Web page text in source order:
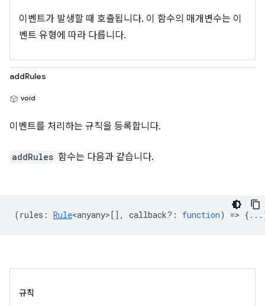
이벤트가 발생할 때 호출됩니다. 이 함수의 매개변수는 이
벤트 유형에 따라 다릅니다.
addRules
void
이벤트를 처리하는 규칙을 등록합니다.
addRules 함수는 다음과 같습니다.
(rules : Rule<anyany> [], callback? : function) =>
규칙